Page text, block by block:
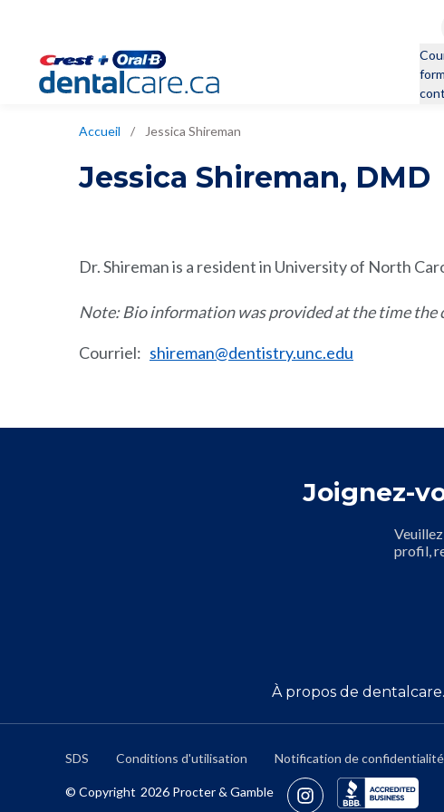
Accueil / Jessica Shireman
Jessica Shireman, DMD
Dr. Shireman is a resident in University of North
Note: Bio information was provided at the time the
Courriel: shireman@dentistry.unc.edu
Joignez-
profil,
À propos de
SDS Conditions d'utilisation Notification de confidentialité
© Copyright 2026 Procter & Gamble